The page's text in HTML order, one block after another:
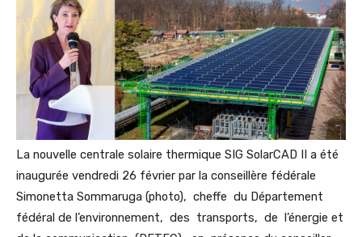
La nouvelle centrale solaire thermique SIG SolarCAD II a été
inaugurée vendredi 26 février par la conseillère fédérale
Simonetta Sommaruga (photo), cheffe du Département
fédéral de l’environnement, des transports, de l’énergie et